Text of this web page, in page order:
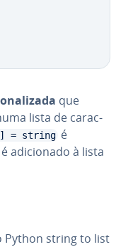
que
lista de ca­rac­
= string é
adi­ci­o­nado à lista
Python string to list